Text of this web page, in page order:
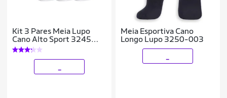
Kit 3 Pares Meia Lupo
Cano Alto Sport 3245
Conforto
Meia Esportiva Cano
Longo Lupo 3250-003